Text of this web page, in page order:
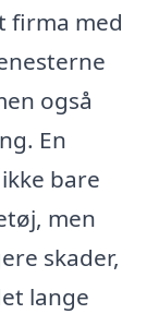
firma med
også
En
bare
men
skader,
lange